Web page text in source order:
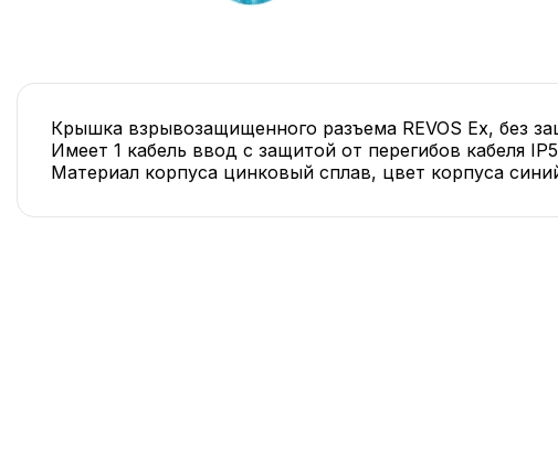
Крышка взрывозащищенного разъема REVOS Ex, без
Имеет 1 кабель ввод с защитой от перегибов кабеля
Материал корпуса цинковый сплав, цвет корпуса